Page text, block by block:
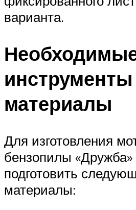
варианта.
материалы
Для изготовления
бензопилы
подготовить
материалы: